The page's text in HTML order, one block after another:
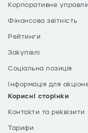
Корпоративне
Фінансова звітність
Рейтинги
Закупівлі
Соціальна позиція
Інформація для
Корисні сторінки
Контакти та реквізити
Тарифи